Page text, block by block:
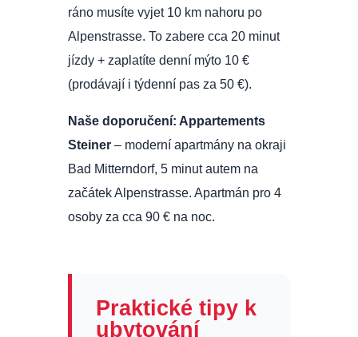
ráno musíte vyjet 10 km nahoru po
Alpenstrasse. To zabere cca 20 minut
jízdy + zaplatíte denní mýto 10 €
(prodávají i týdenní pas za 50 €).
Naše doporučení: Appartements
Steiner– moderní apartmány na okraji
Bad Mitterndorf, 5 minut autem na
začátek Alpenstrasse. Apartmán pro 4
osoby za cca 90 € na noc.
Praktické tipy k
ubytování